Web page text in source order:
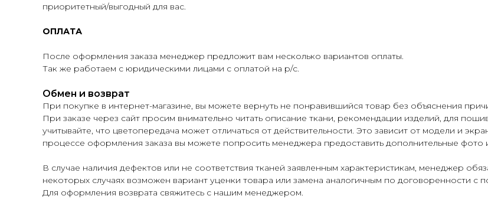
приоритетный/выгодный для вас.
ОПЛАТА
После оформления заказа менеджер предложит вам несколько вариантов оплаты.
Так же работаем с юридическими лицами с оплатой на р/с.
Обмен и возврат
При покупке в интернет-магазине, вы можете вернуть не понравившийся товар без объяснения
При заказе через сайт просим внимательно читать описание ткани, рекомендации изделий, для
учитывайте, что цветопередача может отличаться от действительности. Это зависит от модели и
процессе оформления заказа вы можете попросить менеджера предоставить дополнительные фото
В случае наличия дефектов или не соответствия тканей заявленным характеристикам, менеджер
некоторых случаях возможен вариант уценки товара или замена аналогичным по договоренности с
Для оформления возврата свяжитесь с нашим менеджером.